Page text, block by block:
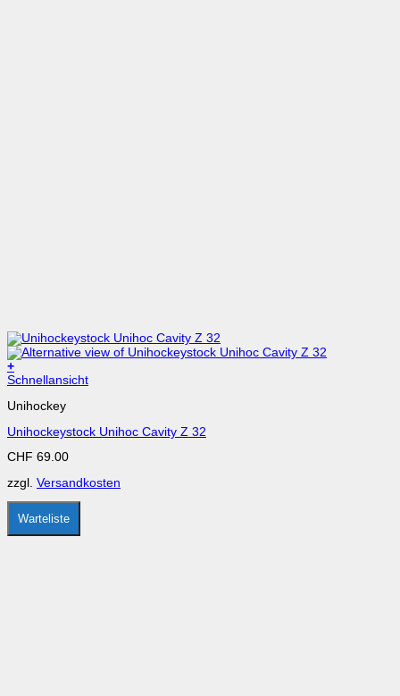
+
Dieses
weist
Varianten
Die
können
auf
der
Produktseite
gewählt
Schnellansicht
Unihockey
Unihockeystock Unihoc Cavity Z 32
CHF 69.00
zzgl. Versandkosten
Warteliste